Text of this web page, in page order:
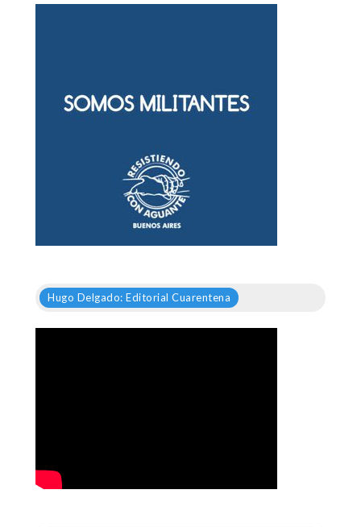
Hugo Delgado: Editorial Cuarentena